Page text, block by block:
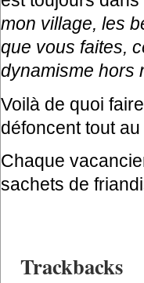
mon village, les
que vous faites,
dynamisme hors
Voilà de quoi
défoncent tout
Chaque
sachets de
Trackbacks